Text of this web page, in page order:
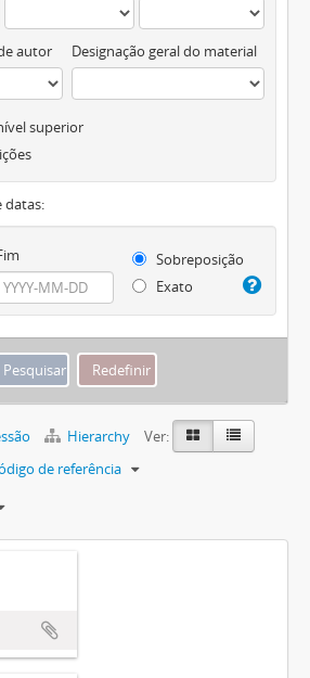
autor Designação geral do material
superior
datas:
Sobreposição
Exato
Hierarchy
Ver:
de referência